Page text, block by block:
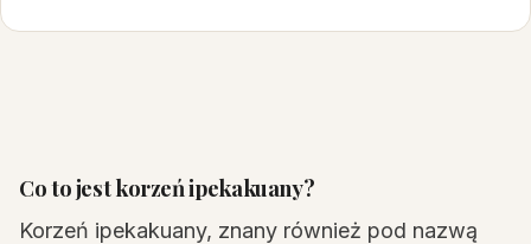
Co to jest korzeń ipekakuany?
Korzeń ipekakuany, znany również pod nazwą